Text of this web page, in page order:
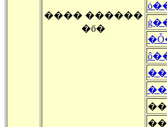
���� ������
�б�